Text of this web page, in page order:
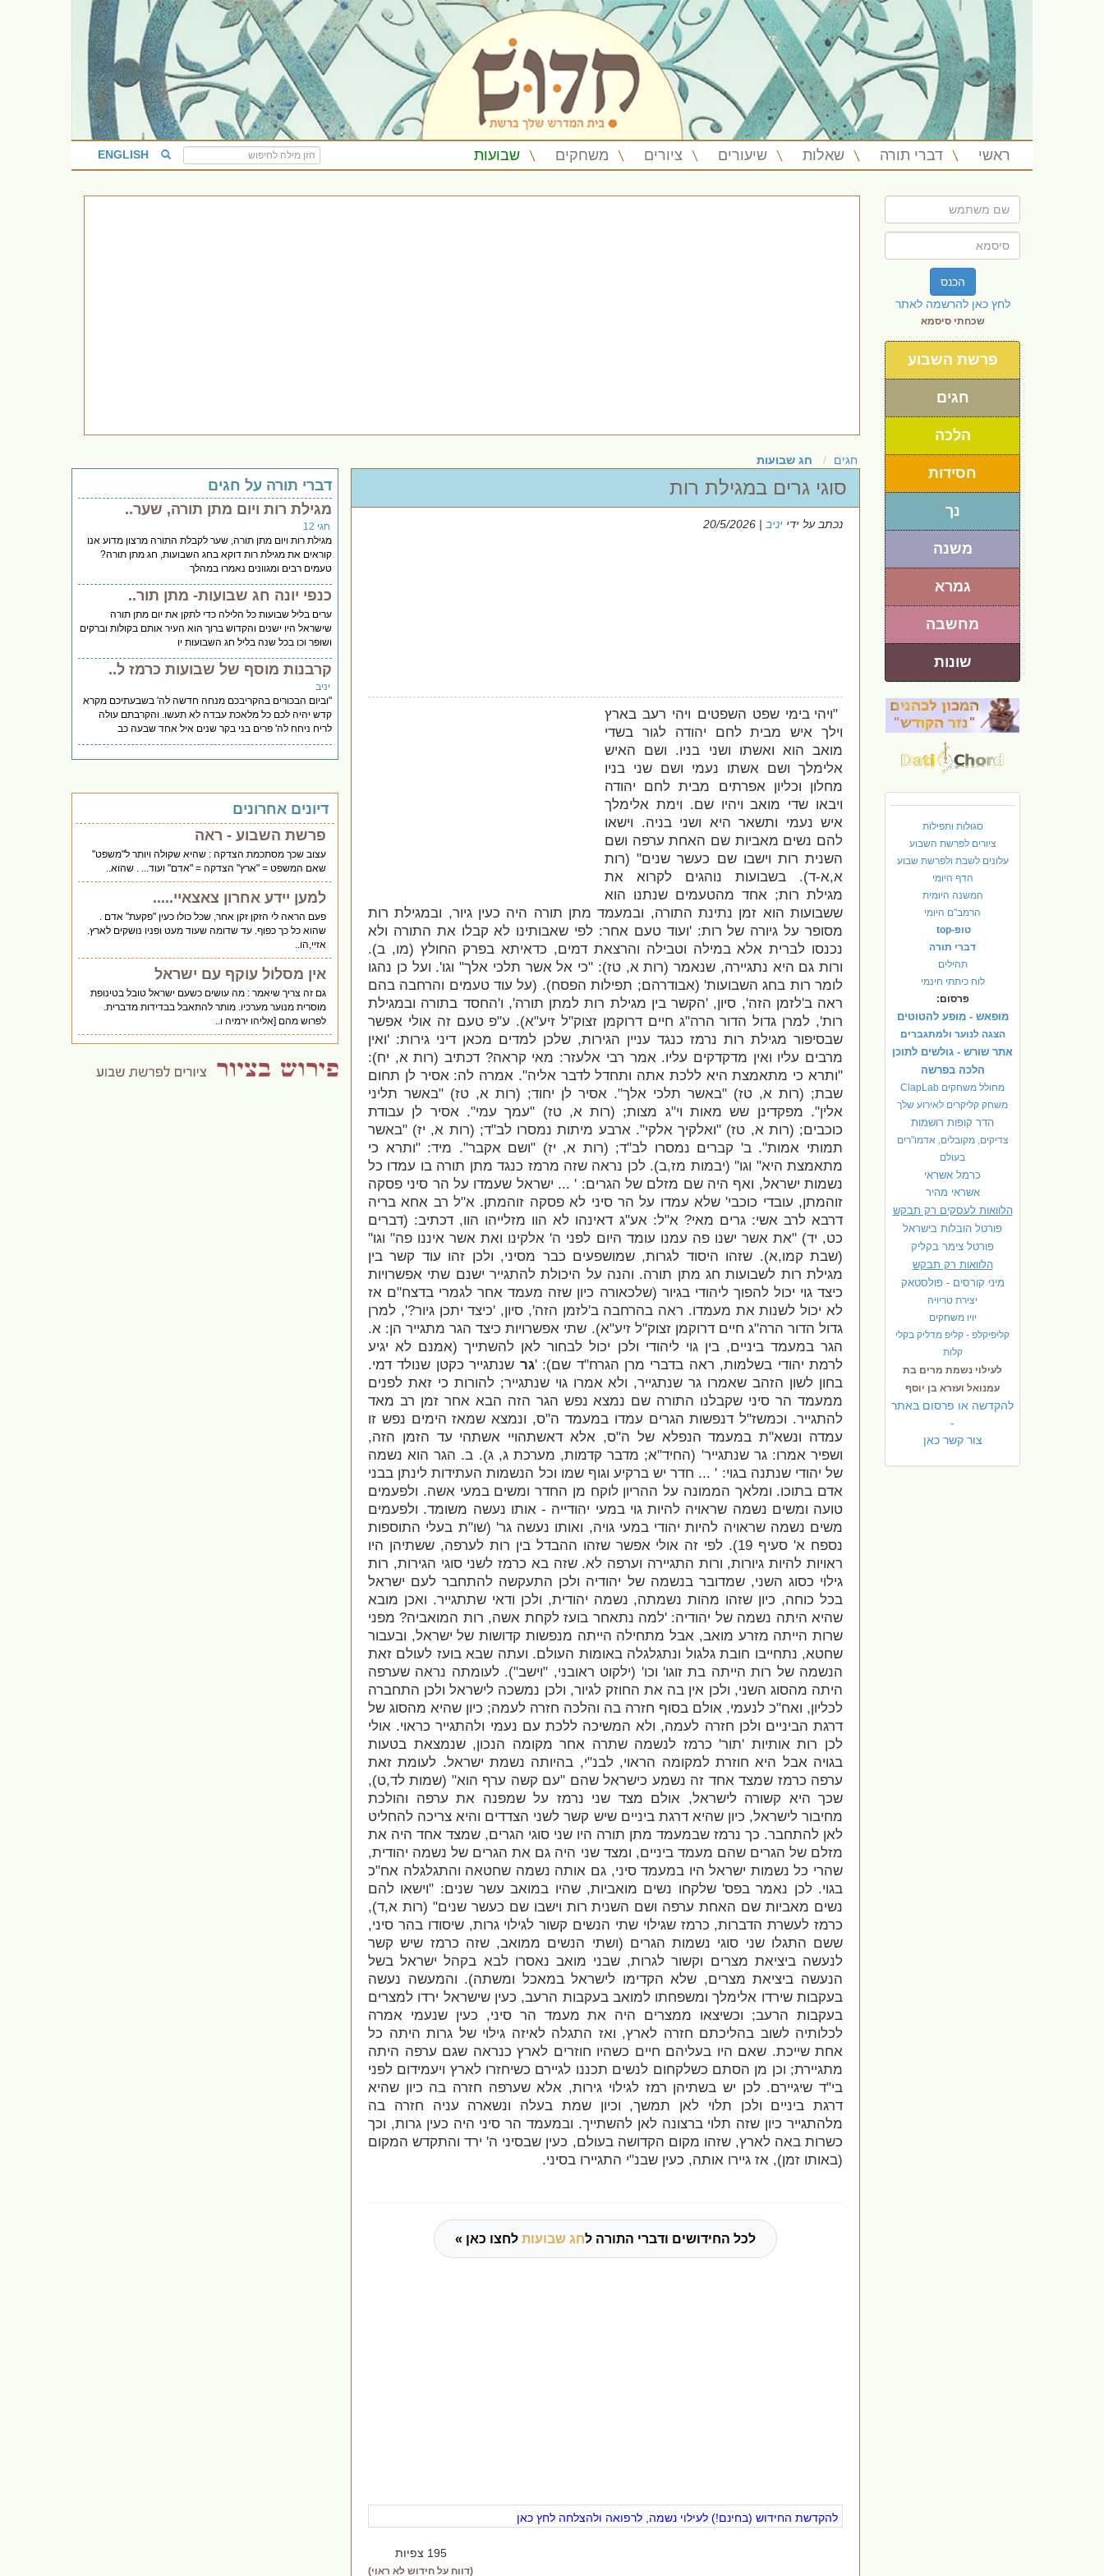
ראשי דברי תורה שאלות שיעורים ציורים משחקים שבועות ENGLISH
הכנס
לחץ כאן להרשמה לאתר
שכחתי סיסמא
פרשת השבוע
חגים
הלכה
חסידות
נך
משנה
גמרא
מחשבה
שונות
סגולות ותפילות
ציורים לפרשת השבוע
עלונים לשבת ולפרשת שבוע
הדף היומי
המשנה היומית
הרמב"ם היומי
טופ-top
דברי תורה
תהילים
לוח כיתתי חינמי
פרסום:
מופאש - מופע להטוטים
הצגה לנוער ולמתגברים
אתר שורש - גולשים לתוכן
הלכה בפרשה
מחולל משחקים ClapLab
משחק קליקרים לאירוע שלך
הדר קופות רושמות
צדיקים, מקובלים, אדמו"רים
בעולם
כרמל אשראי
אשראי מהיר
הלוואות לעסקים רק תבקש
פורטל הובלות בישראל
פורטל צימר בקליק
הלוואות רק תבקש
מיני קורסים - פולסטאק
יצירת טריויה
יויו משחקים
קליפיקלפ - קליפ מדליק בקלי
קלות
לעילוי נשמת מרים בת
עמנואל ועזרא בן יוסף
להקדשה או פרסום באתר
-
צור קשר כאן
חגים חג שבועות
סוגי גרים במגילת רות
נכתב על ידי יניב | 20/5/2026
"ויהי בימי שפט השפטים ויהי רעב בארץ
וילך איש מבית לחם יהודה לגור בשדי
מואב הוא ואשתו ושני בניו. ושם האיש
אלימלך ושם אשתו נעמי ושם שני בניו
מחלון וכליון אפרתים מבית לחם יהודה
ויבאו שדי מואב ויהיו שם. וימת אלימלך
איש נעמי ותשאר היא ושני בניה. וישאו
להם נשים מאביות שם האחת ערפה ושם
השנית רות וישבו שם כעשר שנים" (רות
א,א-ד). בשבועות נוהגים לקרוא את
מגילת רות; אחד מהטעמים שנתנו הוא
ששבועות הוא זמן נתינת התורה, ובמעמד מתן תורה היה כעין גיור, ובמגילת רות
מסופר על גיורה של רות: 'ועוד טעם אחר: לפי שאבותינו לא קבלו את התורה ולא
נכנסו לברית אלא במילה וטבילה והרצאת דמים, כדאיתא בפרק החולץ (מו, ב).
ורות גם היא נתגיירה, שנאמר (רות א, טז): "כי אל אשר תלכי אלך" וגו'. ועל כן נהגו
לומר רות בחג השבועות' (אבודרהם; תפילות הפסח). (על עוד טעמים והרחבה בהם
ראה ב'לזמן הזה', סיון, 'הקשר בין מגילת רות למתן תורה', ו'החסד בתורה ובמגילת
רות', למרן גדול הדור הרה"ג חיים דרוקמן זצוק"ל זיע"א). ע"פ טעם זה אולי אפשר
שבסיפור מגילת רות נרמז כנגד עניין הגירות, שלכן למדים מכאן דיני גירות: 'ואין
מרבים עליו ואין מדקדקים עליו. אמר רבי אלעזר: מאי קראה? דכתיב (רות א, יח):
"ותרא כי מתאמצת היא ללכת אתה ותחדל לדבר אליה". אמרה לה: אסיר לן תחום
שבת; (רות א, טז) "באשר תלכי אלך". אסיר לן יחוד; (רות א, טז) "באשר תליני
אלין". מפקדינן שש מאות וי"ג מצות; (רות א, טז) "עמך עמי". אסיר לן עבודת
כוכבים; (רות א, טז) "ואלקיך אלקי". ארבע מיתות נמסרו לב"ד; (רות א, יז) "באשר
תמותי אמות". ב' קברים נמסרו לב"ד; (רות א, יז) "ושם אקבר". מיד: "ותרא כי
מתאמצת היא" וגו'' (יבמות מז,ב). לכן נראה שזה מרמז כנגד מתן תורה בו עמדו כל
נשמות ישראל, ואף היה שם מזלם של הגרים: ' ... ישראל שעמדו על הר סיני פסקה
זוהמתן, עובדי כוכבי' שלא עמדו על הר סיני לא פסקה זוהמתן. א"ל רב אחא בריה
דרבא לרב אשי: גרים מאי? א"ל: אע"ג דאינהו לא הוו מזלייהו הוו, דכתיב: (דברים
כט, יד) "את אשר ישנו פה עמנו עומד היום לפני ה' אלקינו ואת אשר איננו פה" וגו''
(שבת קמו,א). שזהו היסוד לגרות, שמושפעים כבר מסיני, ולכן זהו עוד קשר בין
מגילת רות לשבועות חג מתן תורה. והנה על היכולת להתגייר ישנם שתי אפשרויות
כיצד גוי יכול להפוך ליהודי בגיור (שלכאורה כיון שזה מעמד אחר לגמרי בדצח"ם אז
לא יכול לשנות את מעמדו. ראה בהרחבה ב'לזמן הזה', סיון, 'כיצד יתכן גיור?', למרן
גדול הדור הרה"ג חיים דרוקמן זצוק"ל זיע"א). שתי אפשרויות כיצד הגר מתגייר הן: א.
הגר במעמד ביניים, בין גוי ליהודי ולכן יכול לבחור לאן להשתייך (אמנם לא יגיע
לרמת יהודי בשלמות, ראה בדברי מרן הגרח"ד שם): 'גר שנתגייר כקטן שנולד דמי.
בחון לשון הזהב שאמרו גר שנתגייר, ולא אמרו גוי שנתגייר; להורות כי זאת לפנים
ממעמד הר סיני שקבלנו התורה שם נמצא נפש הגר הזה הבא אחר זמן רב מאד
להתגייר. וכמשז"ל דנפשות הגרים עמדו במעמד ה"ס, ונמצא שמאז הימים נפש זו
עמדה ונשא"ת במעמד הנפלא של ה"ס, אלא דאשתהויי אשתהי עד הזמן הזה,
ושפיר אמרו: גר שנתגייר' (החיד"א; מדבר קדמות, מערכת ג, ג). ב. הגר הוא נשמה
של יהודי שנתנה בגוי: ' ... חדר יש ברקיע וגוף שמו וכל הנשמות העתידות לינתן בבני
אדם בתוכו. ומלאך הממונה על ההריון לוקח מן החדר ומשים במעי אשה. ולפעמים
טועה ומשים נשמה שראויה להיות גוי במעי יהודייה - אותו נעשה משומד. ולפעמים
משים נשמה שראויה להיות יהודי במעי גויה, ואותו נעשה גר' (שו"ת בעלי התוספות
נספח א' סעיף 19). לפי זה אולי אפשר שזהו ההבדל בין רות לערפה, ששתיהן היו
ראויות להיות גיורות, ורות התגיירה וערפה לא. שזה בא כרמז לשני סוגי הגירות, רות
גילוי כסוג השני, שמדובר בנשמה של יהודיה ולכן התעקשה להתחבר לעם ישראל
בכל כוחה, כיון שזהו מהות נשמתה, נשמה יהודית, ולכן ודאי שתתגייר. ואכן מובא
שהיא היתה נשמה של יהודיה: 'למה נתאחר בועז לקחת אשה, רות המואביה? מפני
שרות הייתה מזרע מואב, אבל מתחילה הייתה מנפשות קדושות של ישראל, ובעבור
שחטא, נתחייבו חובת גלגול ונתגלגלה באומות העולם. ועתה שבא בועז לעולם זאת
הנשמה של רות הייתה בת זוגו' וכו' (ילקוט ראובני, "וישב"). לעומתה נראה שערפה
היתה מהסוג השני, ולכן אין בה את החוזק לגיור, ולכן נמשכה לישראל ולכן התחברה
לכליון, ואח"כ לנעמי, אולם בסוף חזרה בה והלכה חזרה לעמה; כיון שהיא מהסוג של
דרגת הביניים ולכן חזרה לעמה, ולא המשיכה ללכת עם נעמי ולהתגייר כראוי. אולי
לכן רות אותיות 'תור' כרמז לנשמה שתרה אחר מקומה הנכון, שנמצאת בטעות
בגויה אבל היא חוזרת למקומה הראוי, לבנ"י, בהיותה נשמת ישראל. לעומת זאת
ערפה כרמז שמצד אחד זה נשמע כישראל שהם "עם קשה ערף הוא" (שמות לד,ט),
שכך היא קשורה לישראל, אולם מצד שני נרמז על שמפנה את ערפה והולכת
מחיבור לישראל, כיון שהיא דרגת ביניים שיש קשר לשני הצדדים והיא צריכה להחליט
לאן להתחבר. כך נרמז שבמעמד מתן תורה היו שני סוגי הגרים, שמצד אחד היה את
מזלם של הגרים שהם מעמד ביניים, ומצד שני היה גם את הגרים של נשמה יהודית,
שהרי כל נשמות ישראל היו במעמד סיני, גם אותה נשמה שחטאה והתגלגלה אח"כ
בגוי. לכן נאמר בפס' שלקחו נשים מואביות, שהיו במואב עשר שנים: "וישאו להם
נשים מאביות שם האחת ערפה ושם השנית רות וישבו שם כעשר שנים" (רות א,ד),
כרמז לעשרת הדברות, כרמז שגילוי שתי הנשים קשור לגילוי גרות, שיסודו בהר סיני,
ששם התגלו שני סוגי נשמות הגרים (ושתי הנשים ממואב, שזה כרמז שיש קשר
לנעשה ביציאת מצרים וקשור לגרות, שבני מואב נאסרו לבא בקהל ישראל בשל
הנעשה ביציאת מצרים, שלא הקדימו לישראל במאכל ומשתה). והמעשה נעשה
בעקבות שירדו אלימלך ומשפחתו למואב בעקבות הרעב, כעין שישראל ירדו למצרים
בעקבות הרעב; וכשיצאו ממצרים היה את מעמד הר סיני, כעין שנעמי אמרה
לכלותיה לשוב בהליכתם חזרה לארץ, ואז התגלה לאיזה גילוי של גרות היתה כל
אחת שייכת. שאם היו בעליהם חיים כשהיו חוזרים לארץ כנראה שגם ערפה היתה
מתגיירת; וכן מן הסתם כשלקחום לנשים תכננו לגיירם כשיחזרו לארץ ויעמידום לפני
בי"ד שיגיירם. לכן יש בשתיהן רמז לגילוי גירות, אלא שערפה חזרה בה כיון שהיא
דרגת ביניים ולכן תלוי לאן תמשך, וכיון שמת בעלה ונשארה עניה חזרה בה
מלהתגייר כיון שזה תלוי ברצונה לאן להשתייך. ובמעמד הר סיני היה כעין גרות, וכך
כשרות באה לארץ, שזהו מקום הקדושה בעולם, כעין שבסיני ה' ירד והתקדש המקום
(באותו זמן), אז גיירו אותה, כעין שבנ"י התגיירו בסיני.
לכל החידושים ודברי התורה לחג שבועות לחצו כאן »
להקדשת החידוש (בחינם!) לעילוי נשמה, לרפואה ולהצלחה לחץ כאן
195 צפיות
(דווח על חידוש לא ראוי)
דברי תורה על חגים
מגילת רות ויום מתן תורה, שער..
חגי 12
מגילת רות ויום מתן תורה, שער לקבלת התורה מרצון מדוע אנו
קוראים את מגילת רות דוקא בחג השבועות, חג מתן תורה?
טעמים רבים ומגוונים נאמרו במהלך
כנפי יונה חג שבועות- מתן תור..
ערים בליל שבועות כל הלילה כדי לתקן את יום מתן תורה
שישראל היו ישנים והקדוש ברוך הוא העיר אותם בקולות וברקים
ושופר וכו בכל שנה בליל חג השבועות יו
קרבנות מוסף של שבועות כרמז ל..
יניב
"וביום הבכורים בהקריבכם מנחה חדשה לה' בשבעתיכם מקרא
קדש יהיה לכם כל מלאכת עבדה לא תעשו. והקרבתם עולה
לריח ניחח לה' פרים בני בקר שנים איל אחד שבעה כב
דיונים אחרונים
פרשת השבוע - ראה
עצוב שכך מסתכמת הצדקה : שהיא שקולה ויותר ל"משפט"
שאם המשפט = "ארץ" הצדקה = "אדם" ועוד... . שהוא..
למען יידע אחרון צאצאיי.....
פעם הראה לי הזקן זקן אחר, שכל כולו כעין "פקעת" אדם .
שהוא כל כך כפוף. עד שדומה שעוד מעט ופניו נושקים לארץ.
אזיי,הו..
אין מסלול עוקף עם ישראל
גם זה צריך שיאמר : מה עושים כשעם ישראל טובל בטינופת
מוסרית מנוער מערכיו. מותר להתאבל בבדידות מדברית.
לפרוש מהם [אליהו ירמיה ו..